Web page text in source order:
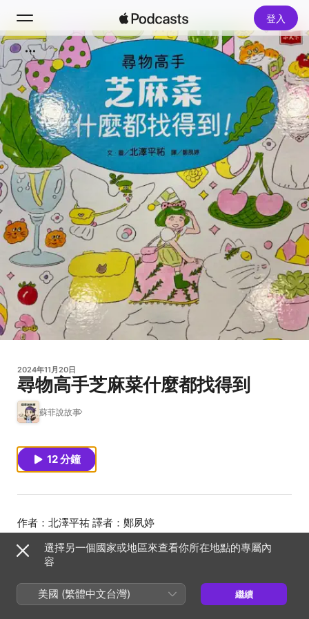
登入
搜尋
首頁
新發現
熱門排行榜
2024年11月20日
尋物高手芝麻菜什麼都找得到
蘇菲說故事
12 分鐘
選擇另一個國家或地區來查看你所在地點的專屬內
容
美國 (繁體中文台灣) 繼續